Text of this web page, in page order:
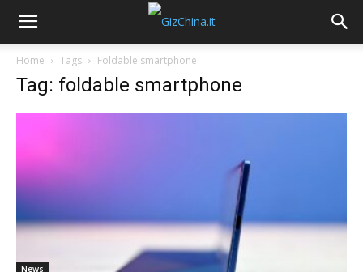
Home Tags Foldable smartphone
Tag: foldable smartphone
News